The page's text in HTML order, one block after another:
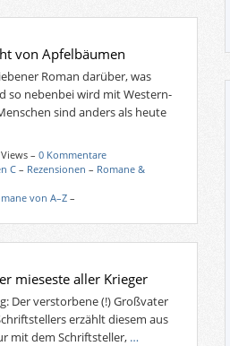
von Apfelbäumen
Roman darüber, was
so nebenbei wird mit Western-
sind anders als heute
–0 Kommentare
C – Rezensionen – Romane &
von A–Z–
mieseste aller Krieger
Der verstorbene (!) Großvater
erzählt diesem aus
mit dem Schriftsteller, …